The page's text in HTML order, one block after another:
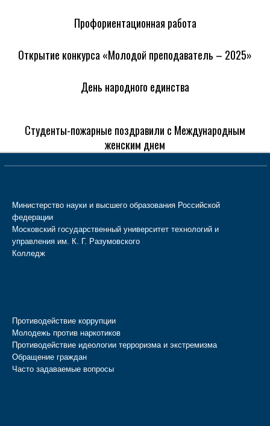
Профориентационная работа
Открытие конкурса «Молодой преподаватель – 2025»
День народного единства
Студенты-пожарные поздравили с Международным
женским днем
Министерство науки и высшего образования Российской
федерации
Московский государственный университет технологий и
управления им. К. Г. Разумовского
Колледж
Противодействие коррупции
Молодежь против наркотиков
Противодействие идеологии терроризма и экстремизма
Обращение граждан
Часто задаваемые вопросы